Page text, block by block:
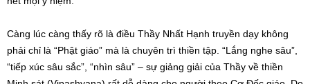
Càng lúc càng thấy rõ là điều Thầy Nhất Hạnh truyền dạy không
phải chỉ là “Phật giáo” mà là chuyên trì thiền tập. “Lắng nghe sâu”,
“tiếp xúc sâu sắc”, “nhìn sâu” – sự giảng giải của Thầy về thiền